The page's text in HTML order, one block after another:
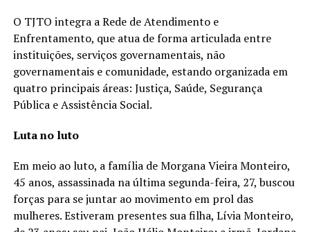
O TJTO integra a Rede de Atendimento e
Enfrentamento, que atua de forma articulada entre
instituições, serviços governamentais, não
governamentais e comunidade, estando organizada em
quatro principais áreas: Justiça, Saúde, Segurança
Pública e Assistência Social.
Luta no luto
Em meio ao luto, a família de Morgana Vieira Monteiro,
45 anos, assassinada na última segunda-feira, 27, buscou
forças para se juntar ao movimento em prol das
mulheres. Estiveram presentes sua filha, Lívia Monteiro,